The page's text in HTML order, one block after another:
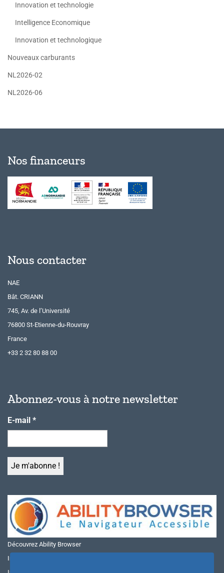
Innovation et technologie
Intelligence Economique
Innovation et technologique
Nouveaux carburants
NL2026-02
NL2026-06
Nos financeurs
Nous contacter
NAE
Bât. CRIANN
745, Av. de l’Université
76800 St-Etienne-du-Rouvray
France
+33 2 32 80 88 00
Abonnez-vous à notre newsletter
E-mail *
Découvrez Ability Browser
Installer Ability Browser sur Windows